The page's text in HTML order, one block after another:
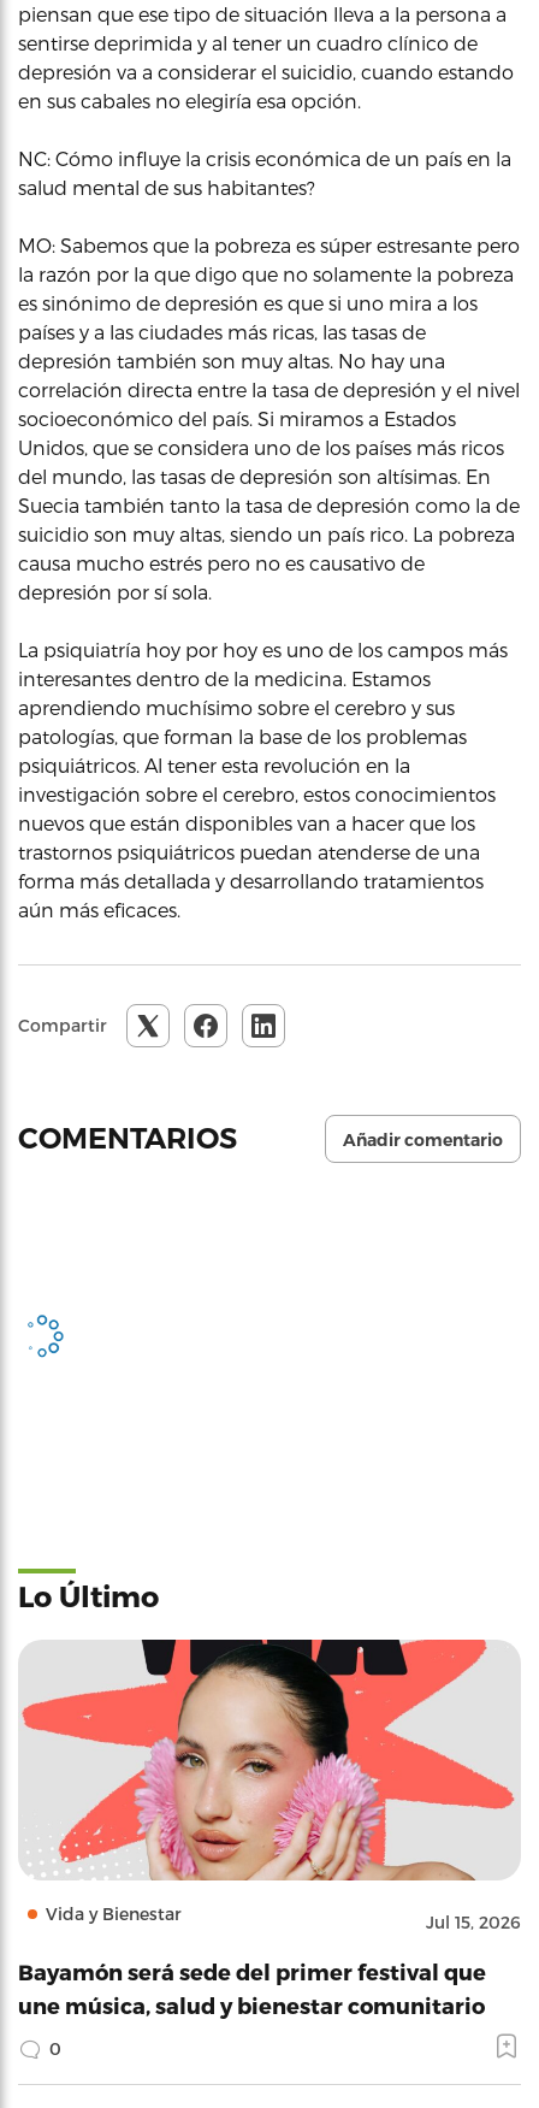
piensan que ese tipo de situación lleva a la persona a
sentirse deprimida y al tener un cuadro clínico de
depresión va a considerar el suicidio, cuando estando
en sus cabales no elegiría esa opción.
NC: Cómo influye la crisis económica de un país en la
salud mental de sus habitantes?
MO: Sabemos que la pobreza es súper estresante pero
la razón por la que digo que no solamente la pobreza
es sinónimo de depresión es que si uno mira a los
países y a las ciudades más ricas, las tasas de
depresión también son muy altas. No hay una
correlación directa entre la tasa de depresión y el nivel
socioeconómico del país. Si miramos a Estados
Unidos, que se considera uno de los países más ricos
del mundo, las tasas de depresión son altísimas. En
Suecia también tanto la tasa de depresión como la de
suicidio son muy altas, siendo un país rico. La pobreza
causa mucho estrés pero no es causativo de
depresión por sí sola.
La psiquiatría hoy por hoy es uno de los campos más
interesantes dentro de la medicina. Estamos
aprendiendo muchísimo sobre el cerebro y sus
patologías, que forman la base de los problemas
psiquiátricos. Al tener esta revolución en la
investigación sobre el cerebro, estos conocimientos
nuevos que están disponibles van a hacer que los
trastornos psiquiátricos puedan atenderse de una
forma más detallada y desarrollando tratamientos
aún más eficaces.
Compartir
COMENTARIOS Añadir comentario
Lo Último
Vida y Bienestar Jul 15, 2026
Bayamón será sede del primer festival que
une música, salud y bienestar comunitario
0